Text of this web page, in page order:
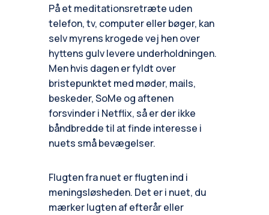
På et meditationsretræte uden
telefon, tv, computer eller bøger, kan
selv myrens krogede vej hen over
hyttens gulv levere underholdningen.
Men hvis dagen er fyldt over
bristepunktet med møder, mails,
beskeder, SoMe og aftenen
forsvinder i Netflix, så er der ikke
båndbredde til at finde interesse i
nuets små bevægelser.
Flugten fra nuet er flugten ind i
meningsløsheden. Det er i nuet, du
mærker lugten af efterår eller